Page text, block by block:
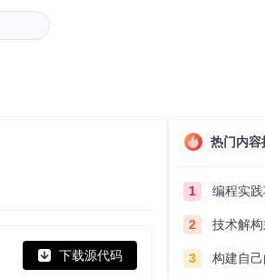
下载源代码
热门内容
1 编程实践项
2 技术解构式
3 构建自己的技